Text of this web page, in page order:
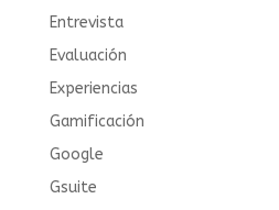
Entrevista
Evaluación
Experiencias
Gamificación
Google
Gsuite